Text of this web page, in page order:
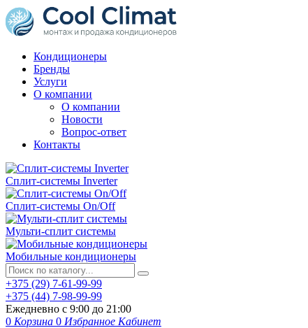
Кондиционеры
Бренды
Услуги
О компании
О компании
Новости
Вопрос-ответ
Контакты
Сплит-системы Inverter
Сплит-системы On/Off
Мульти-сплит системы
Мобильные кондиционеры
+375 (29) 7-61-99-99
+375 (44) 7-98-99-99
Ежедневно с 9:00 до 21:00
0 Корзина 0 Избранное Кабинет